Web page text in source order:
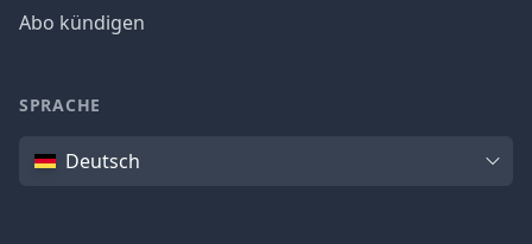
Abo kündigen
SPRACHE
SpracheDeutsch